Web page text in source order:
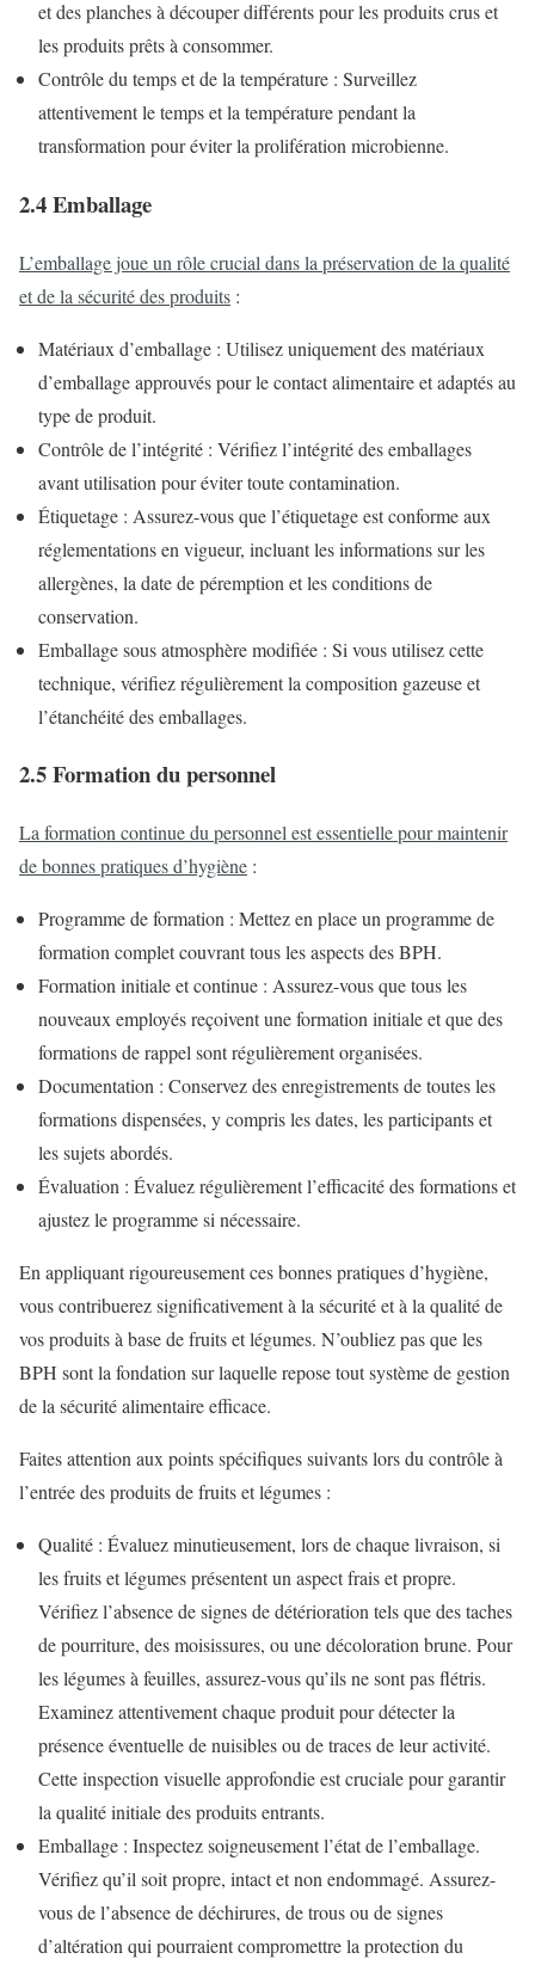
et des planches à découper différents pour les produits crus et
les produits prêts à consommer.
Contrôle du temps et de la température : Surveillez
attentivement le temps et la température pendant la
transformation pour éviter la prolifération microbienne.
2.4 Emballage
L’emballage joue un rôle crucial dans la préservation de la qualité
et de la sécurité des produits :
Matériaux d’emballage : Utilisez uniquement des matériaux
d’emballage approuvés pour le contact alimentaire et adaptés au
type de produit.
Contrôle de l’intégrité : Vérifiez l’intégrité des emballages
avant utilisation pour éviter toute contamination.
Étiquetage : Assurez-vous que l’étiquetage est conforme aux
réglementations en vigueur, incluant les informations sur les
allergènes, la date de péremption et les conditions de
conservation.
Emballage sous atmosphère modifiée : Si vous utilisez cette
technique, vérifiez régulièrement la composition gazeuse et
l’étanchéité des emballages.
2.5 Formation du personnel
La formation continue du personnel est essentielle pour maintenir
de bonnes pratiques d’hygiène :
Programme de formation : Mettez en place un programme de
formation complet couvrant tous les aspects des BPH.
Formation initiale et continue : Assurez-vous que tous les
nouveaux employés reçoivent une formation initiale et que des
formations de rappel sont régulièrement organisées.
Documentation : Conservez des enregistrements de toutes les
formations dispensées, y compris les dates, les participants et
les sujets abordés.
Évaluation : Évaluez régulièrement l’efficacité des formations et
ajustez le programme si nécessaire.
En appliquant rigoureusement ces bonnes pratiques d’hygiène,
vous contribuerez significativement à la sécurité et à la qualité de
vos produits à base de fruits et légumes. N’oubliez pas que les
BPH sont la fondation sur laquelle repose tout système de gestion
de la sécurité alimentaire efficace.
Faites attention aux points spécifiques suivants lors du contrôle à
l’entrée des produits de fruits et légumes :
Qualité : Évaluez minutieusement, lors de chaque livraison, si
les fruits et légumes présentent un aspect frais et propre.
Vérifiez l’absence de signes de détérioration tels que des taches
de pourriture, des moisissures, ou une décoloration brune. Pour
les légumes à feuilles, assurez-vous qu’ils ne sont pas flétris.
Examinez attentivement chaque produit pour détecter la
présence éventuelle de nuisibles ou de traces de leur activité.
Cette inspection visuelle approfondie est cruciale pour garantir
la qualité initiale des produits entrants.
Emballage : Inspectez soigneusement l’état de l’emballage.
Vérifiez qu’il soit propre, intact et non endommagé. Assurez-
vous de l’absence de déchirures, de trous ou de signes
d’altération qui pourraient compromettre la protection du